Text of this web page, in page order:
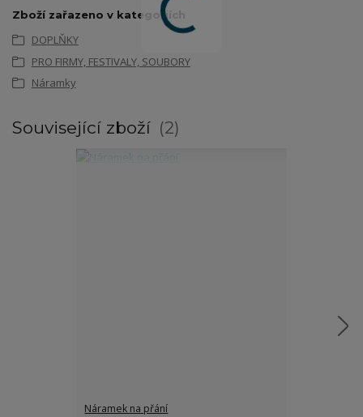
Zboží zařazeno v kategoriích
DOPLŇKY
PRO FIRMY, FESTIVALY, SOUBORY
Náramky
Související zboží 2
Náramek na přání